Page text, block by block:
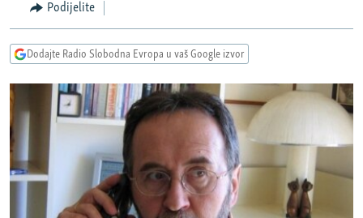
pretragu
VIZUELNO
FOTOGALERIJE
INFOGRAFIKE
PODCASTI
RAT U UKRAJINI
KINA NA BALKANU
RSE PRIČE IZ SVIJETA
ISPRIČAJ MI
DNEVNO@RSE
SPECIJALI RSE
Podijelite
Dodajte Radio Slobodna Evropa u vaš Google izvor